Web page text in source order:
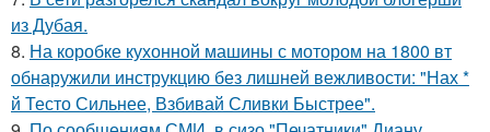
из Дубая.
8. На коробке кухонной машины с мотором на 1800 вт
обнаружили инструкцию без лишней вежливости: "Нах *
й Тесто Сильнее, Взбивай Сливки Быстрее".